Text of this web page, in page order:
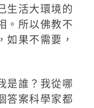
生活大環境的
。所以佛教不
如果不需要，
是誰？我從哪
答案科學家都